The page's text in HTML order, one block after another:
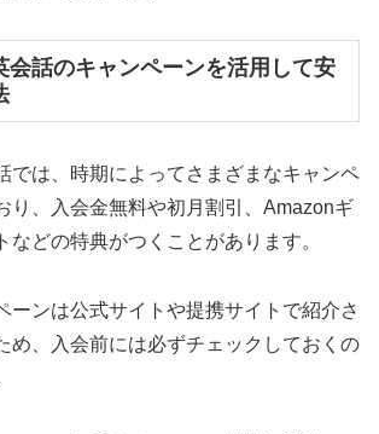
会話のキャンペーンを活用して安
では、時期によってさまざまなキャンペ
り、入会金無料や初月割引、Amazonギ
などの特典がつくことがあります。
ーンは公式サイトや提携サイトで紹介さ
め、入会前には必ずチェックしておくの